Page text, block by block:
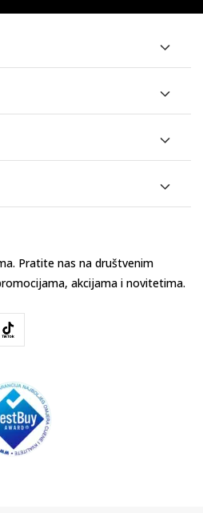
Pratite nas na društvenim
akcijama i novitetima.